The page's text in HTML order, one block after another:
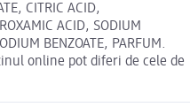
CITRIC ACID,
ACID, SODIUM
BENZOATE, PARFUM.
online pot diferi de cele de